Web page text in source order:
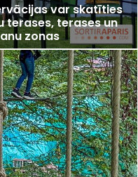
var skatīties
terases, terases un
zonas